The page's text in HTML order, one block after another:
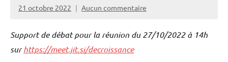
21 octobre 2022
Christian
Aucun commentaire
Support de débat pour la réunion du 27/10/2022 à 14h
surhttps://meet.jit.si/decroissance